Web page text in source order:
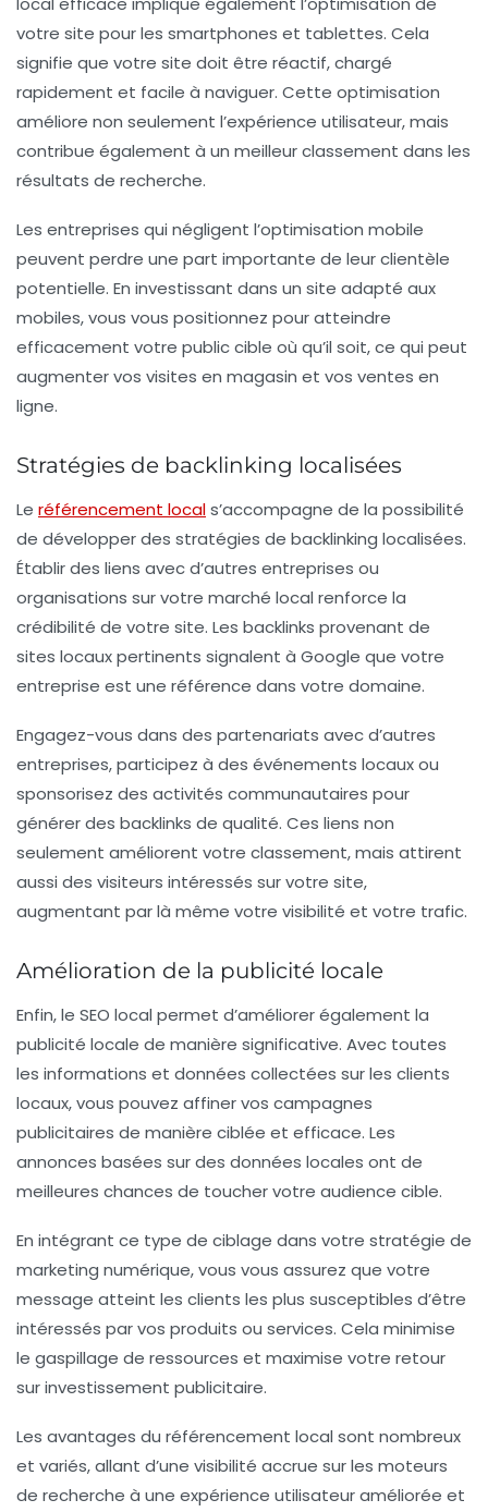
votre site pour les smartphones et tablettes. Cela
signifie que votre site doit être réactif, chargé
rapidement et facile à naviguer. Cette optimisation
améliore non seulement l’expérience utilisateur, mais
contribue également à un meilleur classement dans les
résultats de recherche.
Les entreprises qui négligent l’optimisation mobile
peuvent perdre une part importante de leur clientèle
potentielle. En investissant dans un site adapté aux
mobiles, vous vous positionnez pour atteindre
efficacement votre public cible où qu’il soit, ce qui peut
augmenter vos visites en magasin et vos ventes en
ligne.
Stratégies de backlinking localisées
Le référencement locals’accompagne de la possibilité
de développer des stratégies de backlinking localisées.
Établir des liens avec d’autres entreprises ou
organisations sur votre marché local renforce la
crédibilité de votre site. Les backlinks provenant de
sites locaux pertinents signalent à Google que votre
entreprise est une référence dans votre domaine.
Engagez-vous dans des partenariats avec d’autres
entreprises, participez à des événements locaux ou
sponsorisez des activités communautaires pour
générer des backlinks de qualité. Ces liens non
seulement améliorent votre classement, mais attirent
aussi des visiteurs intéressés sur votre site,
augmentant par là même votre visibilité et votre trafic.
Amélioration de la publicité locale
Enfin, le SEO local permet d’améliorer également la
publicité locale de manière significative. Avec toutes
les informations et données collectées sur les clients
locaux, vous pouvez affiner vos campagnes
publicitaires de manière ciblée et efficace. Les
annonces basées sur des données locales ont de
meilleures chances de toucher votre audience cible.
En intégrant ce type de ciblage dans votre stratégie de
marketing numérique, vous vous assurez que votre
message atteint les clients les plus susceptibles d’être
intéressés par vos produits ou services. Cela minimise
le gaspillage de ressources et maximise votre retour
sur investissement publicitaire.
Les avantages du référencement local sont nombreux
et variés, allant d’une visibilité accrue sur les moteurs
de recherche à une expérience utilisateur améliorée et